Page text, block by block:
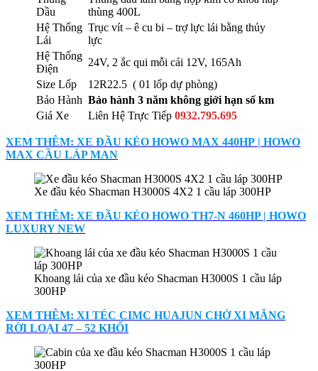
Dầu
thùng 400L
Hệ Thống
Lái
Trục vít – ê cu bi – trợ lực lái bằng thủy
lực
Hệ Thống
Điện
24V, 2 ắc qui mỗi cái 12V, 165Ah
Size Lốp
12R22.5 ( 01 lốp dự phòng)
Bảo Hành Bảo hành 3 năm không giới hạn số km
Giá Xe
Liên Hệ Trực Tiếp 0932.795.695
XEM THÊM: XE ĐẦU KÉO HOWO MAX 440HP | HOWO
MAX CẦU LÁP MAN
Xe đầu kéo Shacman H3000S 4X2 1 cầu láp 300HP
XEM THÊM: XE ĐẦU KÉO HOWO TH7-N 460HP | HOWO
LUXURY NEW
Khoang lái của xe đầu kéo Shacman H3000S 1 cầu láp
300HP
XEM THÊM: XI TÉC CIMC HUAJUN CHỞ XI MĂNG
RỜI LOẠI 47 – 52 KHỐI